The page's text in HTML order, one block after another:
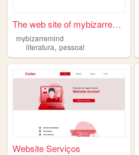
The web site of mybizarremind
mybizarremind
literatura, pessoal
Website Serviços